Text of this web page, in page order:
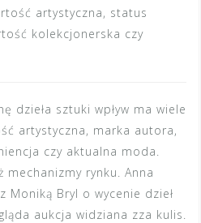
artystyczna, status
kolekcjonerska czy
dzieła sztuki wpływ ma wiele
artystyczna, marka autora,
czy aktualna moda.
mechanizmy rynku. Anna
Moniką Bryl o wycenie dzieł
aukcja widziana zza kulis.